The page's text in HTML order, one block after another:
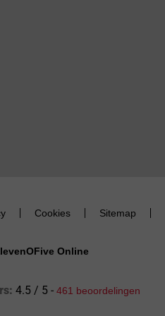
Cookies Sitemap
Online
4.5 / 5 - 461 beoordelingen